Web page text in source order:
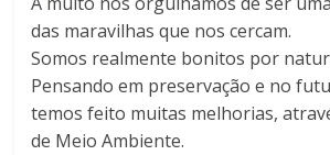
das maravilhas que nos cercam.
Somos realmente bonitos por
Pensando em preservação e no
temos feito muitas melhorias,
de Meio Ambiente.